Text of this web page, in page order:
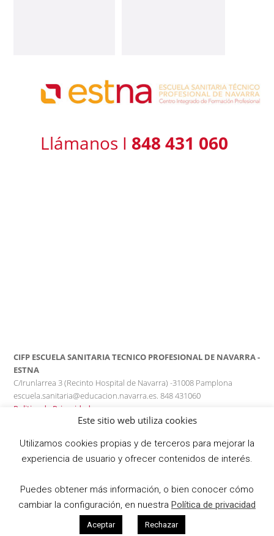
Llámanos I 848 431 060
CIFP ESCUELA SANITARIA TECNICO PROFESIONAL DE NAVARRA -
ESTNA
C/Irunlarrea 3 (Recinto Hospital de Navarra) -31008 Pamplona
escuela.sanitaria@educacion.navarra.es. 848 431060
Politica de Privacidad
Este sitio web utiliza cookies
Utilizamos cookies propias y de terceros para mejorar la
experiencia de usuario y ofrecer contenidos de interés.
Puedes obtener más información, o bien conocer cómo
cambiar la configuración, en nuestra Política de privacidad
Aceptar Rechazar